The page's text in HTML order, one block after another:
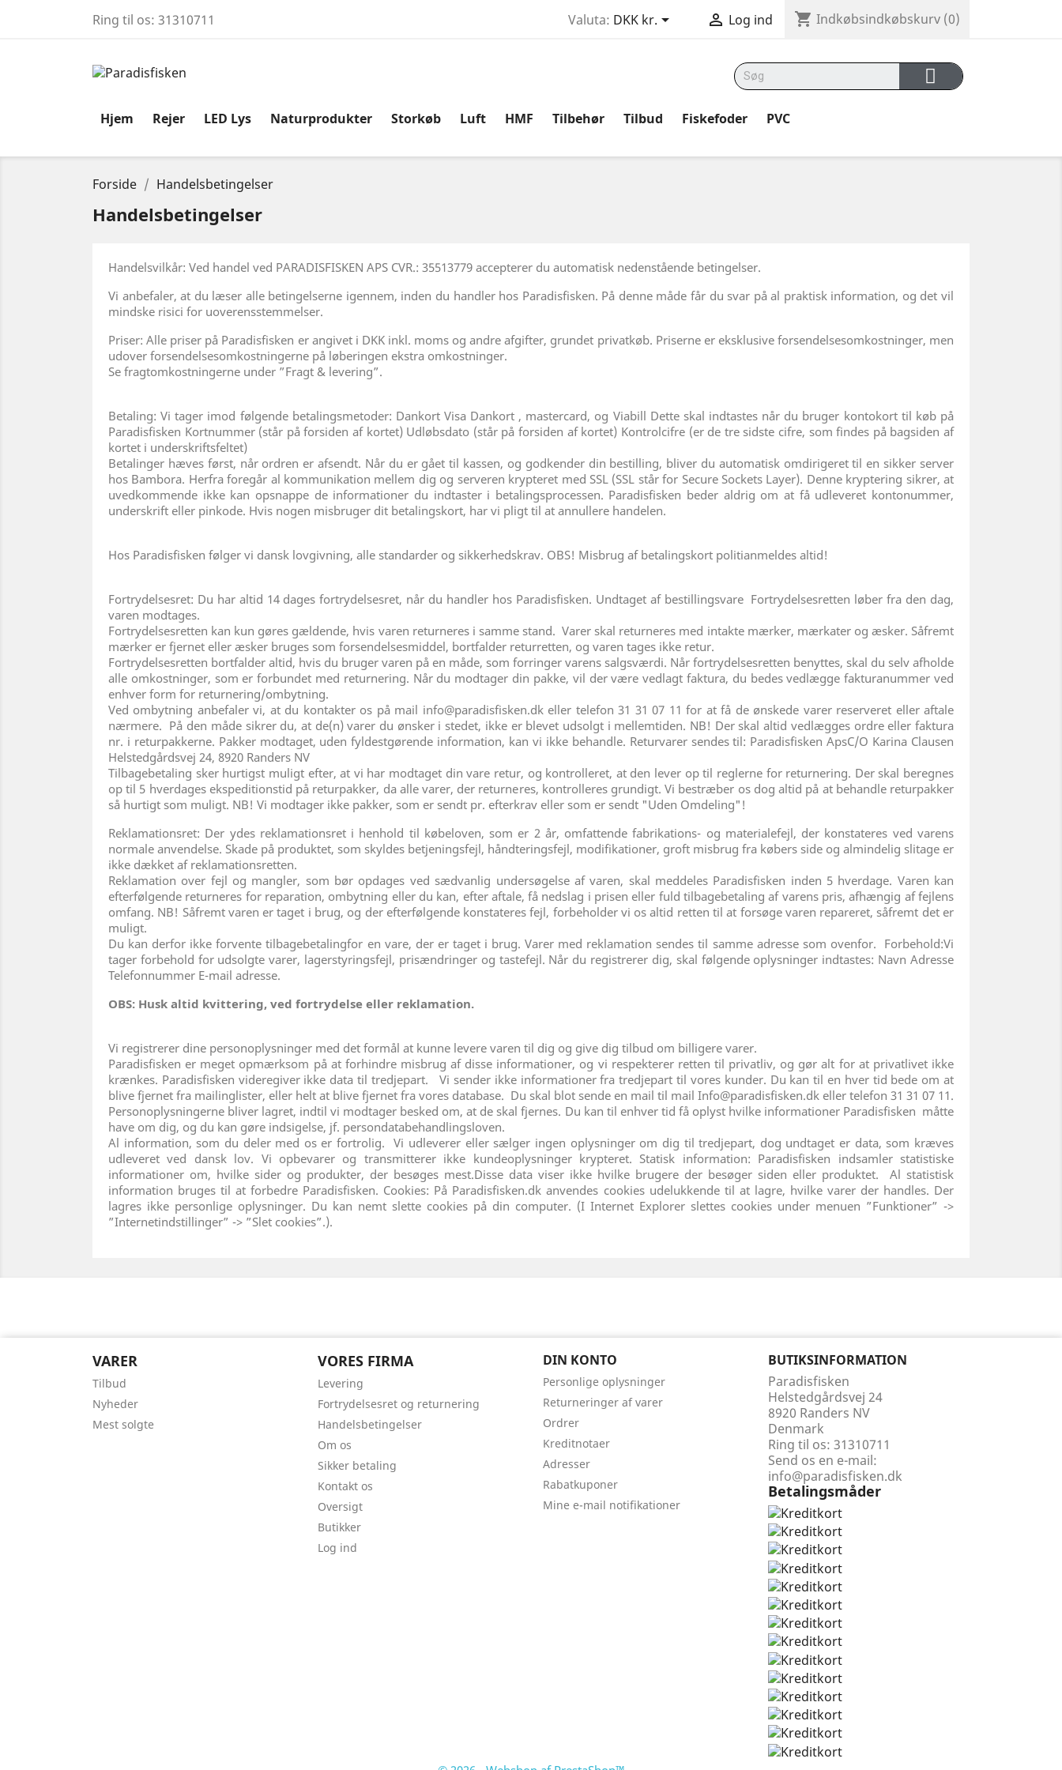
Ring til os: 31310711 Valuta: DKK kr.  Log ind shopping_cart Indkøbsindkøbskurv (0)
Hjem Rejer LED Lys Naturprodukter Storkøb Luft HMF Tilbehør Tilbud Fiskefoder PVC
Forside Handelsbetingelser
Handelsbetingelser
Handelsvilkår: Ved handel ved PARADISFISKEN APS CVR.: 35513779 accepterer du automatisk nedenstående betingelser.
Vi anbefaler, at du læser alle betingelserne igennem, inden du handler hos Paradisfisken. På denne måde får du svar på al praktisk information, og det vil
mindske risici for uoverensstemmelser.
Priser: Alle priser på Paradisfisken er angivet i DKK inkl. moms og andre afgifter, grundet privatkøb. Priserne er eksklusive forsendelsesomkostninger, men
udover forsendelsesomkostningerne på løberingen ekstra omkostninger.
Se fragtomkostningerne under ”Fragt & levering”.
Betaling: Vi tager imod følgende betalingsmetoder: Dankort Visa Dankort , mastercard, og Viabill Dette skal indtastes når du bruger kontokort til køb på
Paradisfisken Kortnummer (står på forsiden af kortet) Udløbsdato (står på forsiden af kortet) Kontrolcifre (er de tre sidste cifre, som findes på bagsiden af
kortet i underskriftsfeltet)
Betalinger hæves først, når ordren er afsendt. Når du er gået til kassen, og godkender din bestilling, bliver du automatisk omdirigeret til en sikker server
hos Bambora. Herfra foregår al kommunikation mellem dig og serveren krypteret med SSL (SSL står for Secure Sockets Layer). Denne kryptering sikrer, at
uvedkommende ikke kan opsnappe de informationer du indtaster i betalingsprocessen. Paradisfisken beder aldrig om at få udleveret kontonummer,
underskrift eller pinkode. Hvis nogen misbruger dit betalingskort, har vi pligt til at annullere handelen.
Hos Paradisfisken følger vi dansk lovgivning, alle standarder og sikkerhedskrav. OBS! Misbrug af betalingskort politianmeldes altid!
Fortrydelsesret: Du har altid 14 dages fortrydelsesret, når du handler hos Paradisfisken. Undtaget af bestillingsvare Fortrydelsesretten løber fra den dag,
varen modtages.
Fortrydelsesretten kan kun gøres gældende, hvis varen returneres i samme stand. Varer skal returneres med intakte mærker, mærkater og æsker. Såfremt
mærker er fjernet eller æsker bruges som forsendelsesmiddel, bortfalder returretten, og varen tages ikke retur.
Fortrydelsesretten bortfalder altid, hvis du bruger varen på en måde, som forringer varens salgsværdi. Når fortrydelsesretten benyttes, skal du selv afholde
alle omkostninger, som er forbundet med returnering. Når du modtager din pakke, vil der være vedlagt faktura, du bedes vedlægge fakturanummer ved
enhver form for returnering/ombytning.
Ved ombytning anbefaler vi, at du kontakter os på mail info@paradisfisken.dk eller telefon 31 31 07 11 for at få de ønskede varer reserveret eller aftale
nærmere. På den måde sikrer du, at de(n) varer du ønsker i stedet, ikke er blevet udsolgt i mellemtiden. NB! Der skal altid vedlægges ordre eller faktura
nr. i returpakkerne. Pakker modtaget, uden fyldestgørende information, kan vi ikke behandle. Returvarer sendes til: Paradisfisken ApsC/O Karina Clausen
Helstedgårdsvej 24, 8920 Randers NV
Tilbagebetaling sker hurtigst muligt efter, at vi har modtaget din vare retur, og kontrolleret, at den lever op til reglerne for returnering. Der skal beregnes
op til 5 hverdages ekspeditionstid på returpakker, da alle varer, der returneres, kontrolleres grundigt. Vi bestræber os dog altid på at behandle returpakker
så hurtigt som muligt. NB! Vi modtager ikke pakker, som er sendt pr. efterkrav eller som er sendt "Uden Omdeling"!
Reklamationsret: Der ydes reklamationsret i henhold til købeloven, som er 2 år, omfattende fabrikations- og materialefejl, der konstateres ved varens
normale anvendelse. Skade på produktet, som skyldes betjeningsfejl, håndteringsfejl, modifikationer, groft misbrug fra købers side og almindelig slitage er
ikke dækket af reklamationsretten.
Reklamation over fejl og mangler, som bør opdages ved sædvanlig undersøgelse af varen, skal meddeles Paradisfisken inden 5 hverdage. Varen kan
efterfølgende returneres for reparation, ombytning eller du kan, efter aftale, få nedslag i prisen eller fuld tilbagebetaling af varens pris, afhængig af fejlens
omfang. NB! Såfremt varen er taget i brug, og der efterfølgende konstateres fejl, forbeholder vi os altid retten til at forsøge varen repareret, såfremt det er
muligt.
Du kan derfor ikke forvente tilbagebetalingfor en vare, der er taget i brug. Varer med reklamation sendes til samme adresse som ovenfor. Forbehold:Vi
tager forbehold for udsolgte varer, lagerstyringsfejl, prisændringer og tastefejl. Når du registrerer dig, skal følgende oplysninger indtastes: Navn Adresse
Telefonnummer E-mail adresse.
OBS: Husk altid kvittering, ved fortrydelse eller reklamation.
Vi registrerer dine personoplysninger med det formål at kunne levere varen til dig og give dig tilbud om billigere varer.
Paradisfisken er meget opmærksom på at forhindre misbrug af disse informationer, og vi respekterer retten til privatliv, og gør alt for at privatlivet ikke
krænkes. Paradisfisken videregiver ikke data til tredjepart. Vi sender ikke informationer fra tredjepart til vores kunder. Du kan til en hver tid bede om at
blive fjernet fra mailinglister, eller helt at blive fjernet fra vores database. Du skal blot sende en mail til mail Info@paradisfisken.dk eller telefon 31 31 07 11.
Personoplysningerne bliver lagret, indtil vi modtager besked om, at de skal fjernes. Du kan til enhver tid få oplyst hvilke informationer Paradisfisken måtte
have om dig, og du kan gøre indsigelse, jf. persondatabehandlingsloven.
Al information, som du deler med os er fortrolig. Vi udleverer eller sælger ingen oplysninger om dig til tredjepart, dog undtaget er data, som kræves
udleveret ved dansk lov. Vi opbevarer og transmitterer ikke kundeoplysninger krypteret. Statisk information: Paradisfisken indsamler statistiske
informationer om, hvilke sider og produkter, der besøges mest.Disse data viser ikke hvilke brugere der besøger siden eller produktet. Al statistisk
information bruges til at forbedre Paradisfisken. Cookies: På Paradisfisken.dk anvendes cookies udelukkende til at lagre, hvilke varer der handles. Der
lagres ikke personlige oplysninger. Du kan nemt slette cookies på din computer. (I Internet Explorer slettes cookies under menuen ”Funktioner” ->
”Internetindstillinger” -> ”Slet cookies”.).
VARER
Tilbud
Nyheder
Mest solgte
VORES FIRMA
Levering
Fortrydelsesret og returnering
Handelsbetingelser
Om os
Sikker betaling
Kontakt os
Oversigt
Butikker
Log ind
DIN KONTO
Personlige oplysninger
Returneringer af varer
Ordrer
Kreditnotaer
Adresser
Rabatkuponer
Mine e-mail notifikationer
BUTIKSINFORMATION
Paradisfisken
Helstedgårdsvej 24
8920 Randers NV
Denmark
Ring til os: 31310711
Send os en e-mail:
info@paradisfisken.dk
Betalingsmåder